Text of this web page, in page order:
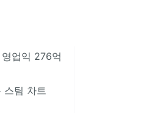
업익 276억
팀 차트